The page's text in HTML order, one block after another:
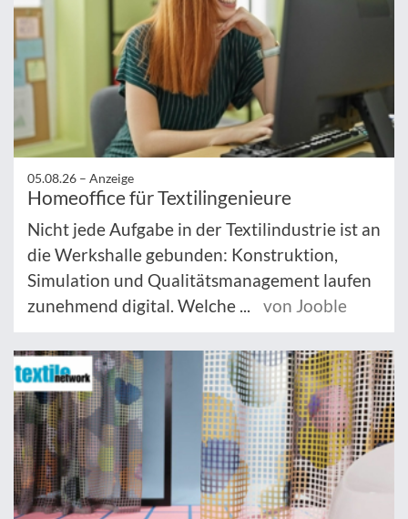
05.08.26 – Anzeige
Homeoffice für Textilingenieure
Nicht jede Aufgabe in der Textilindustrie ist an
die Werkshalle gebunden: Konstruktion,
Simulation und Qualitätsmanagement laufen
zunehmend digital. Welche ...
von Jooble